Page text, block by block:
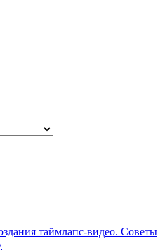
таймлапс-видео. Советы